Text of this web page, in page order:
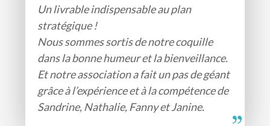
Un livrable indispensable au plan
stratégique !
Nous sommes sortis de notre coquille
dans la bonne humeur et la bienveillance.
Et notre association a fait un pas de géant
grâce à l’expérience et à la compétence de
Sandrine, Nathalie, Fanny et Janine.